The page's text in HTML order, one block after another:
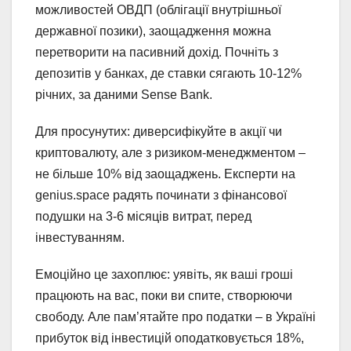
можливостей ОВДП (облігації внутрішньої
державної позики), заощадження можна
перетворити на пасивний дохід. Почніть з
депозитів у банках, де ставки сягають 10-12%
річних, за даними Sense Bank.
Для просунутих: диверсифікуйте в акції чи
криптовалюту, але з ризиком-менеджментом –
не більше 10% від заощаджень. Експерти на
genius.space радять починати з фінансової
подушки на 3-6 місяців витрат, перед
інвестуванням.
Емоційно це захоплює: уявіть, як ваші гроші
працюють на вас, поки ви спите, створюючи
свободу. Але пам’ятайте про податки – в Україні
прибуток від інвестицій оподатковується 18%,